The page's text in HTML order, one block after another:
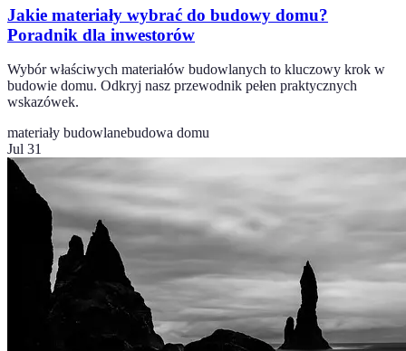
Jakie materiały wybrać do budowy domu?
Poradnik dla inwestorów
Wybór właściwych materiałów budowlanych to kluczowy krok w
budowie domu. Odkryj nasz przewodnik pełen praktycznych
wskazówek.
materiały budowlanebudowa domu
Jul 31